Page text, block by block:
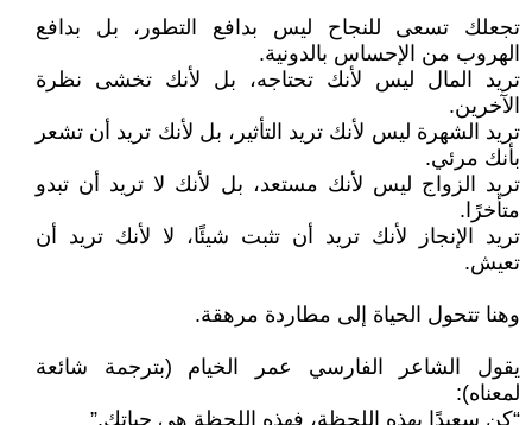
تجعلك تسعى للنجاح ليس بدافع التطور، بل بدافع
الهروب من الإحساس بالدونية.
تريد المال ليس لأنك تحتاجه، بل لأنك تخشى نظرة
الآخرين.
تريد الشهرة ليس لأنك تريد التأثير، بل لأنك تريد أن تشعر
بأنك مرئي.
تريد الزواج ليس لأنك مستعد، بل لأنك لا تريد أن تبدو
متأخرًا.
تريد الإنجاز لأنك تريد أن تثبت شيئًا، لا لأنك تريد أن
تعيش.
وهنا تتحول الحياة إلى مطاردة مرهقة.
يقول الشاعر الفارسي عمر الخيام (بترجمة شائعة
لمعناه):
“كن سعيدًا بهذه اللحظة، فهذه اللحظة هي حياتك.”